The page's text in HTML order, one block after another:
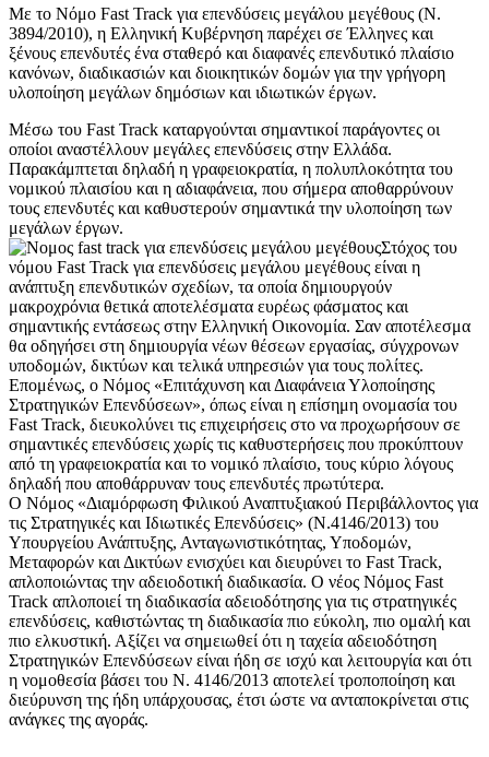
Με το Νόμο Fast Track για επενδύσεις μεγάλου μεγέθους (N.
3894/2010), η Ελληνική Κυβέρνηση παρέχει σε Έλληνες και
ξένους επενδυτές ένα σταθερό και διαφανές επενδυτικό πλαίσιο
κανόνων, διαδικασιών και διοικητικών δομών για την γρήγορη
υλοποίηση μεγάλων δημόσιων και ιδιωτικών έργων.
Μέσω του Fast Track καταργούνται σημαντικοί παράγοντες οι
οποίοι αναστέλλουν μεγάλες επενδύσεις στην Ελλάδα.
Παρακάμπτεται δηλαδή η γραφειοκρατία, η πολυπλοκότητα του
νομικού πλαισίου και η αδιαφάνεια, που σήμερα αποθαρρύνουν
τους επενδυτές και καθυστερούν σημαντικά την υλοποίηση των
μεγάλων έργων.
Στόχος του
νόμου Fast Track για επενδύσεις μεγάλου μεγέθους είναι η
ανάπτυξη επενδυτικών σχεδίων, τα οποία δημιουργούν
μακροχρόνια θετικά αποτελέσματα ευρέως φάσματος και
σημαντικής εντάσεως στην Ελληνική Οικονομία. Σαν αποτέλεσμα
θα οδηγήσει στη δημιουργία νέων θέσεων εργασίας, σύγχρονων
υποδομών, δικτύων και τελικά υπηρεσιών για τους πολίτες.
Επομένως, ο Νόμος «Επιτάχυνση και Διαφάνεια Υλοποίησης
Στρατηγικών Επενδύσεων», όπως είναι η επίσημη ονομασία του
Fast Track, διευκολύνει τις επιχειρήσεις στο να προχωρήσουν σε
σημαντικές επενδύσεις χωρίς τις καθυστερήσεις που προκύπτουν
από τη γραφειοκρατία και το νομικό πλαίσιο, τους κύριο λόγους
δηλαδή που αποθάρρυναν τους επενδυτές πρωτύτερα.
Ο Νόμος «Διαμόρφωση Φιλικού Αναπτυξιακού Περιβάλλοντος για
τις Στρατηγικές και Ιδιωτικές Επενδύσεις» (Ν.4146/2013) του
Υπουργείου Ανάπτυξης, Ανταγωνιστικότητας, Υποδομών,
Μεταφορών και Δικτύων ενισχύει και διευρύνει το Fast Track,
απλοποιώντας την αδειοδοτική διαδικασία. O νέος Νόμος Fast
Track απλοποιεί τη διαδικασία αδειοδότησης για τις στρατηγικές
επενδύσεις, καθιστώντας τη διαδικασία πιο εύκολη, πιο ομαλή και
πιο ελκυστική. Αξίζει να σημειωθεί ότι η ταχεία αδειοδότηση
Στρατηγικών Επενδύσεων είναι ήδη σε ισχύ και λειτουργία και ότι
η νομοθεσία βάσει του Ν. 4146/2013 αποτελεί τροποποίηση και
διεύρυνση της ήδη υπάρχουσας, έτσι ώστε να ανταποκρίνεται στις
ανάγκες της αγοράς.